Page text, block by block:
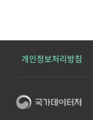
개인정보처리방침